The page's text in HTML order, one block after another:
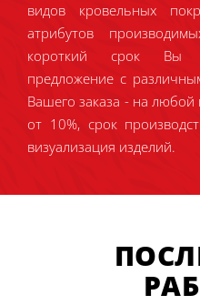
видов кровельных
атрибутов
короткий срок Вы
предложение с
Вашего заказа - на любой
от 10%, срок
визуализация изделий.